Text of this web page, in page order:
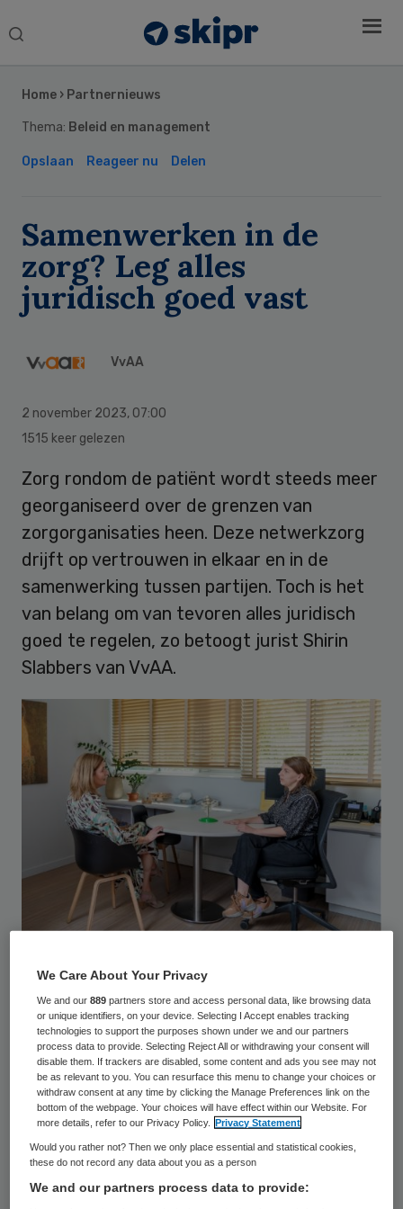
Search
Home › Partnernieuws
Thema: Beleid en management
Opslaan Reageer nu Delen
Samenwerken in de
zorg? Leg alles
juridisch goed vast
VvAA
2 november 2023, 07:00
1515 keer gelezen
Zorg rondom de patiënt wordt steeds meer
georganiseerd over de grenzen van
zorgorganisaties heen. Deze netwerkzorg
drijft op vertrouwen in elkaar en in de
samenwerking tussen partijen. Toch is het
van belang om van tevoren alles juridisch
goed te regelen, zo betoogt jurist Shirin
Slabbers van VvAA.
In de praktijk slaagt maar 30 procent van
de netwerken, zo bleek op 5 oktober in
Utrecht tijdens hetSkipr-congres‘Van
ketenzorg naar netwerkzorg, passende
zorg over de grenzen van instellingen heen’.
‘Bedenk alles wat fout kan gaan’
Het mislukken van een netwerk kan grote
Sidebar
We Care About Your Privacy
We and our889 partners store and access personal data, like browsing data
or unique identifiers, on your device. Selecting I Accept enables tracking
technologies to support the purposes shown under we and our partners
process data to provide. Selecting Reject All or withdrawing your consent will
disable them. If trackers are disabled, some content and ads you see may not
be as relevant to you. You can resurface this menu to change your choices or
withdraw consent at any time by clicking the Manage Preferences link on the
bottom of the webpage. Your choices will have effect within our Website. For
more details, refer to our Privacy Policy.
Privacy Statement
Would you rather not? Then we only place essential and statistical cookies,
these do not record any data about you as a person
We and our partners process data to provide: